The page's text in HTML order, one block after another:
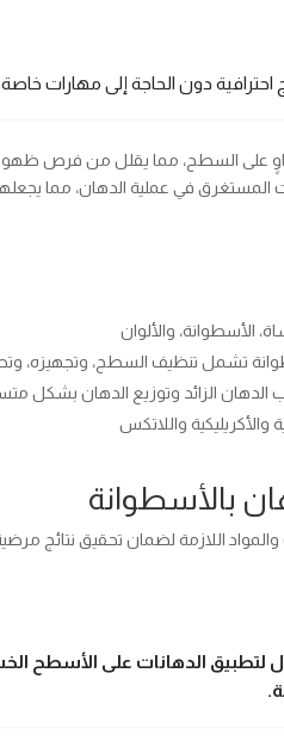
دون الحاجة إلى مهارات خاصة.
على السطح، مما يقلل من فرص ظهور
في عملية الدهان، مما يجعلها
الأسطوانة، والألوان
تشمل تنظيف السطح، وتجهيزه،
الدهان الزائد وتوزيع الدهان بشكل
والأكريليكية واللاتكس
بالأسطوانة
اللازمة لضمان تحقيق نتائج
الدهانات على الأسطح